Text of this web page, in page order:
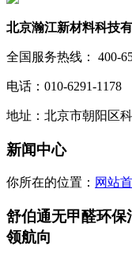
北京瀚江新材料科技
全国服务热线： 400-
电话：010-6291-1178
地址：北京市朝阳区
新闻中心
你所在的位置： 网站
舒伯通无甲醛环
领航向